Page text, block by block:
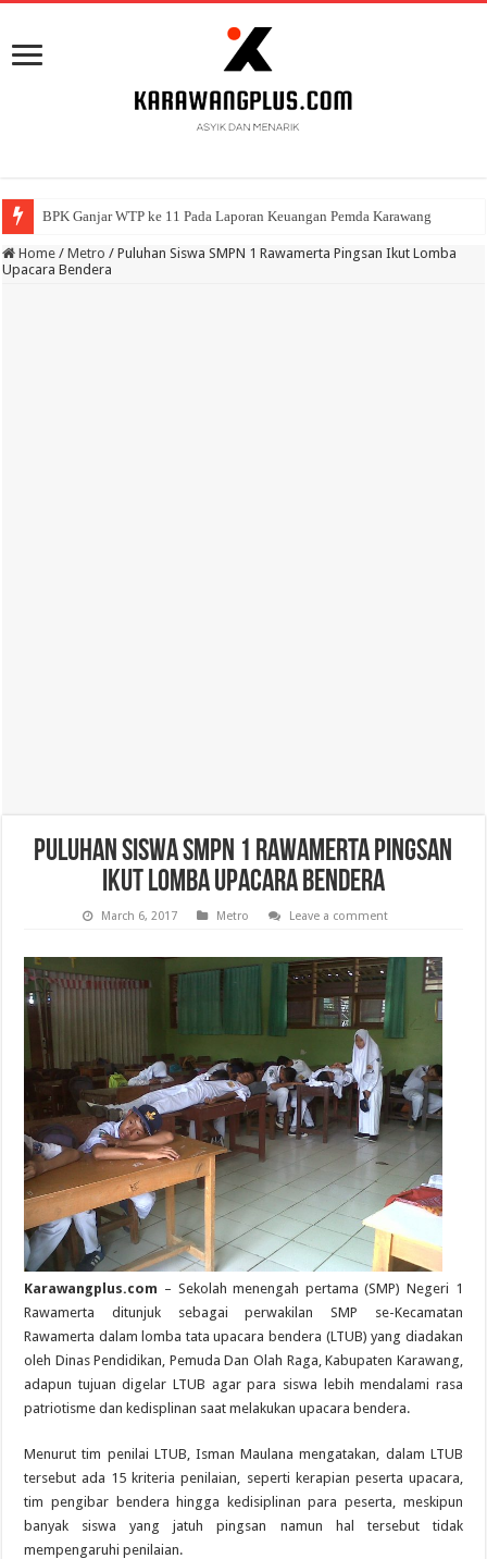
BPK Ganjar WTP ke 11 Pada Laporan Keuangan Pemda Karawang
Home / Metro / Puluhan Siswa SMPN 1 Rawamerta Pingsan Ikut Lomba
Upacara Bendera
Puluhan Siswa SMPN 1 Rawamerta Pingsan
Ikut Lomba Upacara Bendera
March 6, 2017 Metro Leave a comment
Karawangplus.com – Sekolah menengah pertama (SMP) Negeri 1
Rawamerta ditunjuk sebagai perwakilan SMP se-Kecamatan
Rawamerta dalam lomba tata upacara bendera (LTUB) yang diadakan
oleh Dinas Pendidikan, Pemuda Dan Olah Raga, Kabupaten Karawang,
adapun tujuan digelar LTUB agar para siswa lebih mendalami rasa
patriotisme dan kedisplinan saat melakukan upacara bendera.
Menurut tim penilai LTUB, Isman Maulana mengatakan, dalam LTUB
tersebut ada 15 kriteria penilaian, seperti kerapian peserta upacara,
tim pengibar bendera hingga kedisiplinan para peserta, meskipun
banyak siswa yang jatuh pingsan namun hal tersebut tidak
mempengaruhi penilaian.